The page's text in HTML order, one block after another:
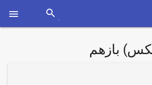
 search
بازهم